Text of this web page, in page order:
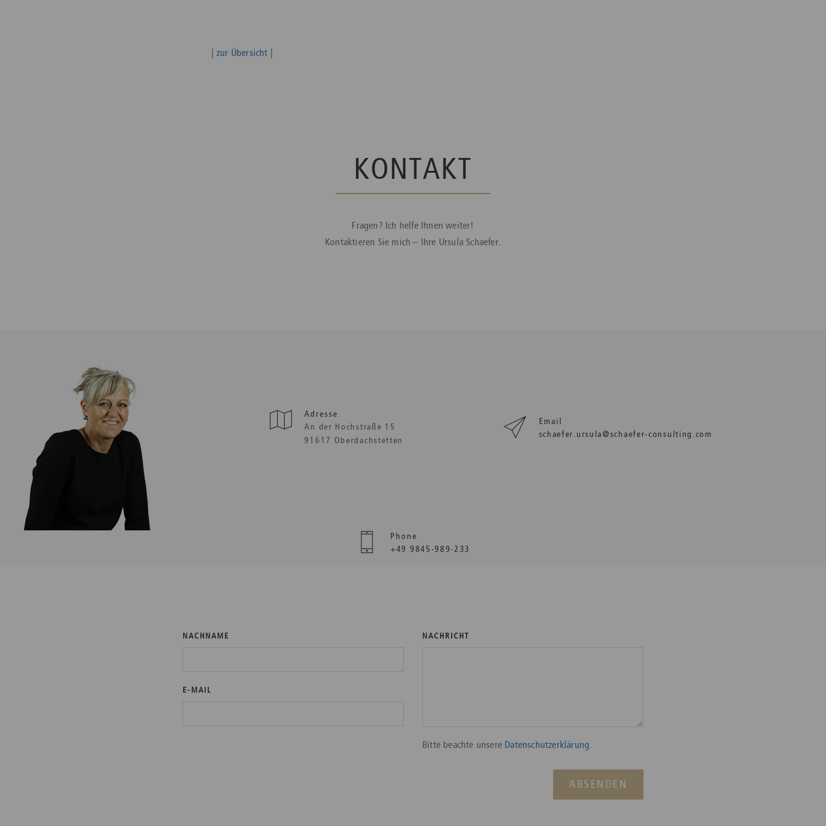
| zur Übersicht |
KONTAKT
Fragen? Ich helfe Ihnen weiter!
Kontaktieren Sie mich – Ihre Ursula Schaefer.
Adresse
An der Hochstraße 15
91617 Oberdachstetten
Email
schaefer.ursula@schaefer-consulting.com
Phone
+49 9845-989-233
NACHNAME
E-MAIL
NACHRICHT
Bitte beachte unsere Datenschutzerklärung.